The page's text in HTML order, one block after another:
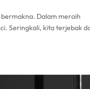
Dalam meraih
Seringkali, kita terjebak